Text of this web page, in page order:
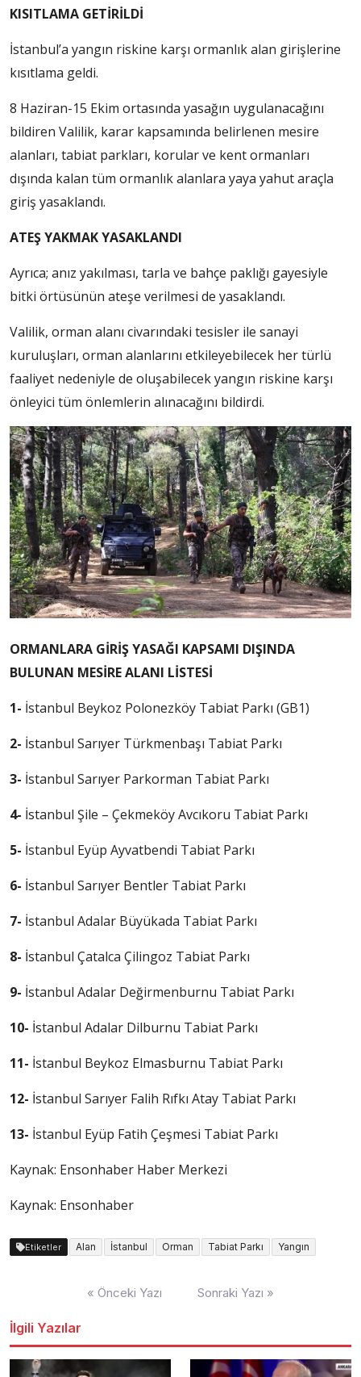
KISITLAMA GETİRİLDİ
İstanbul’a yangın riskine karşı ormanlık alan girişlerine
kısıtlama geldi.
8 Haziran-15 Ekim ortasında yasağın uygulanacağını
bildiren Valilik, karar kapsamında belirlenen mesire
alanları, tabiat parkları, korular ve kent ormanları
dışında kalan tüm ormanlık alanlara yaya yahut araçla
giriş yasaklandı.
ATEŞ YAKMAK YASAKLANDI
Ayrıca; anız yakılması, tarla ve bahçe paklığı gayesiyle
bitki örtüsünün ateşe verilmesi de yasaklandı.
Valilik, orman alanı civarındaki tesisler ile sanayi
kuruluşları, orman alanlarını etkileyebilecek her türlü
faaliyet nedeniyle de oluşabilecek yangın riskine karşı
önleyici tüm önlemlerin alınacağını bildirdi.
ORMANLARA GİRİŞ YASAĞI KAPSAMI DIŞINDA
BULUNAN MESİRE ALANI LİSTESİ
1- İstanbul Beykoz Polonezköy Tabiat Parkı (GB1)
2- İstanbul Sarıyer Türkmenbaşı Tabiat Parkı
3- İstanbul Sarıyer Parkorman Tabiat Parkı
4- İstanbul Şile – Çekmeköy Avcıkoru Tabiat Parkı
5- İstanbul Eyüp Ayvatbendi Tabiat Parkı
6- İstanbul Sarıyer Bentler Tabiat Parkı
7- İstanbul Adalar Büyükada Tabiat Parkı
8- İstanbul Çatalca Çilingoz Tabiat Parkı
9- İstanbul Adalar Değirmenburnu Tabiat Parkı
10- İstanbul Adalar Dilburnu Tabiat Parkı
11- İstanbul Beykoz Elmasburnu Tabiat Parkı
12- İstanbul Sarıyer Falih Rıfkı Atay Tabiat Parkı
13- İstanbul Eyüp Fatih Çeşmesi Tabiat Parkı
Kaynak: Ensonhaber Haber Merkezi
Kaynak: Ensonhaber
Etiketler Alan İstanbul Orman Tabiat Parkı Yangın
« Önceki Yazı Sonraki Yazı »
İlgili Yazılar